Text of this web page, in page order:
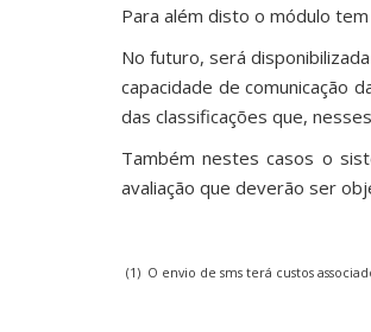
Para além disto o módulo
No futuro, será
capacidade de comunicação
das classificações que,
Também nestes casos o
avaliação que deverão ser
(1) O envio de sms terá custos